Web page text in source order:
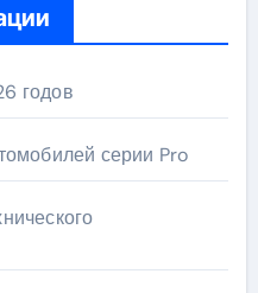
годов
серии Pro